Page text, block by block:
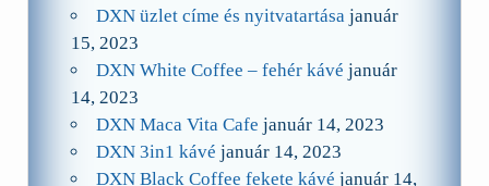
DXN üzlet címe és nyitvatartása január
15, 2023
DXN White Coffee – fehér kávé január
14, 2023
DXN Maca Vita Cafe január 14, 2023
DXN 3in1 kávé január 14, 2023
DXN Black Coffee fekete kávé január 14,